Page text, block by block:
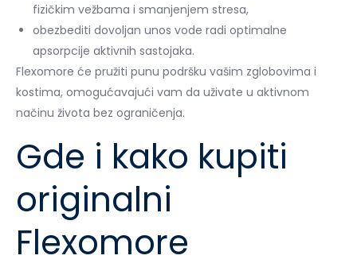
fizičkim vežbama i smanjenjem stresa,
obezbediti dovoljan unos vode radi optimalne
apsorpcije aktivnih sastojaka.
Flexomore će pružiti punu podršku vašim zglobovima i
kostima, omogućavajući vam da uživate u aktivnom
načinu života bez ograničenja.
Gde i kako kupiti
originalni
Flexomore